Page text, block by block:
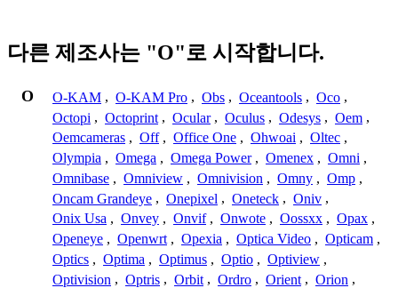
다른 제조사는 "O"로 시작합니다.
O O-KAM , O-KAM Pro , Obs , Oceantools , Oco ,
Octopi , Octoprint , Ocular , Oculus , Odesys , Oem ,
Oemcameras , Off , Office One , Ohwoai , Oltec ,
Olympia , Omega , Omega Power , Omenex , Omni ,
Omnibase , Omniview , Omnivision , Omny , Omp ,
Oncam Grandeye , Onepixel , Oneteck , Oniv ,
Onix Usa , Onvey , Onvif , Onwote , Oossxx , Opax ,
Openeye , Openwrt , Opexia , Optica Video , Opticam ,
Optics , Optima , Optimus , Optio , Optiview ,
Optivision , Optris , Orbit , Ordro , Orient , Orion ,